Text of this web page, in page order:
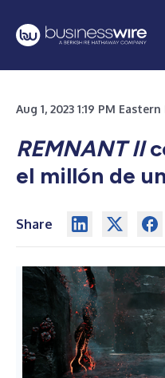
Aug 1, 2023 1:19 PM
REMNANT II
el millón de
Share